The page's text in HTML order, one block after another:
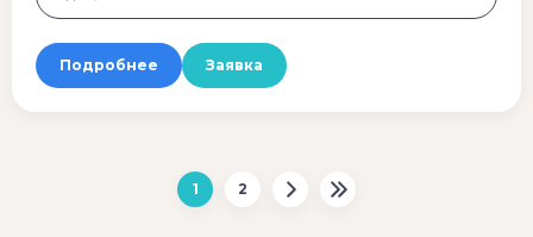
Подробнее Заявка
1 2